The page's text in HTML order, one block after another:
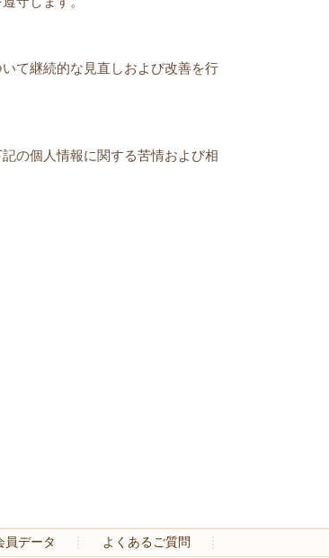
て継続的な見直しおよび改善を行
の個人情報に関する苦情および相
員データ よくあるご質問